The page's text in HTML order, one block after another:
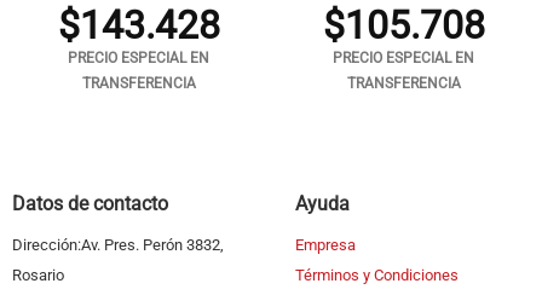
$143.428
PRECIO ESPECIAL EN
TRANSFERENCIA
$105.708
PRECIO ESPECIAL EN
TRANSFERENCIA
Datos de contacto
Dirección:Av. Pres. Perón 3832,
Rosario
Ayuda
Empresa
Términos y Condiciones